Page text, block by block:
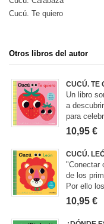
Cucú. Te quiero
Otros libros del autor
CUCÚ. TE
Un libro
a
para
10,95 €
CUCÚ.
"Conectar
de los
Por ello
10,95 €